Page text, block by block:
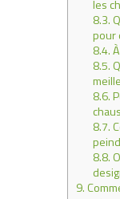
les
8.3.
pour
8.4.
8.5.
8.6.
8.7.
8.8.
9.